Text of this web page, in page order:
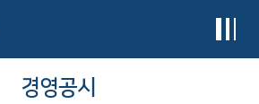
경영공시